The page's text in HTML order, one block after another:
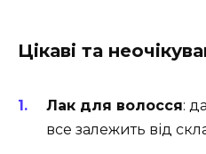
Цікаві та
Лак для волосся:
все залежить від